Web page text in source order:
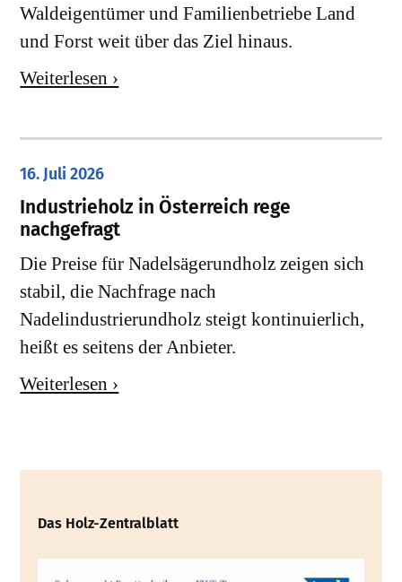
Waldeigentümer und Familienbetriebe Land
und Forst weit über das Ziel hinaus.
Weiterlesen ›
16. Juli 2026
Industrieholz in Österreich rege
nachgefragt
Die Preise für Nadelsägerundholz zeigen sich
stabil, die Nachfrage nach
Nadelindustrierundholz steigt kontinuierlich,
heißt es seitens der Anbieter.
Weiterlesen ›
Das Holz-Zentralblatt